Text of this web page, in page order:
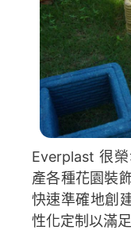
Everplast 很
產各種花園裝
快速準確地創
性化定制以滿